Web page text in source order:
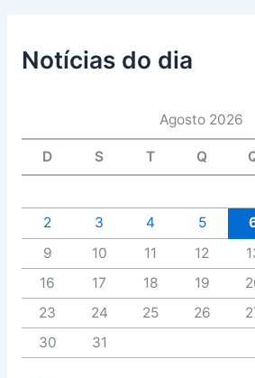
Notícias do dia
Agosto 2026
D S T Q
2
3 4 5
9
10 11 12
16
17 18 19
23
24 25 26
30
31